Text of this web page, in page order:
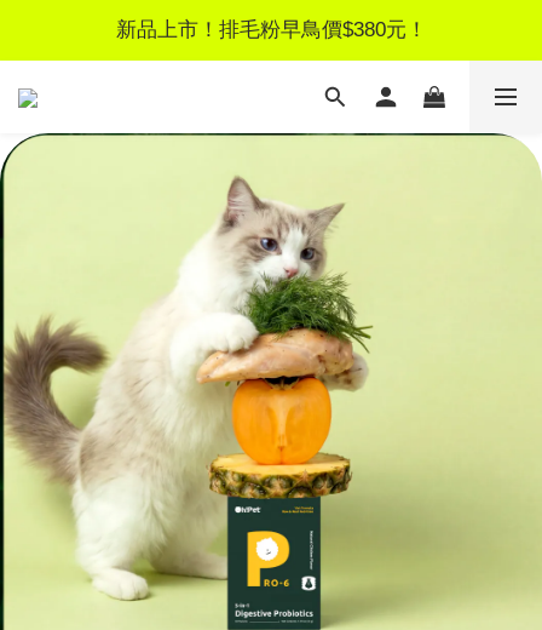
新品上市！排毛粉早鳥價$380元！
新品上市！排毛粉早鳥價$380元！
新客獨享！註冊領$100元優惠券
新品上市！排毛粉早鳥價$380元！